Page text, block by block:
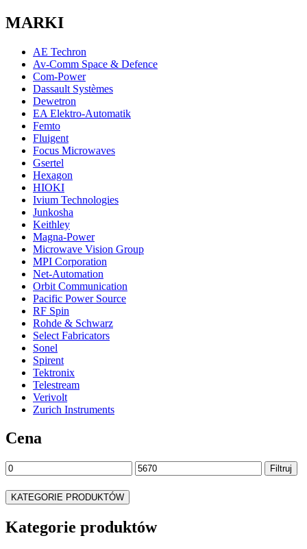
MARKI
AE Techron
Av-Comm Space & Defence
Com-Power
Dassault Systèmes
Dewetron
EA Elektro-Automatik
Femto
Fluigent
Focus Microwaves
Gsertel
Hexagon
HIOKI
Ivium Technologies
Junkosha
Keithley
Magna-Power
Microwave Vision Group
MPI Corporation
Net-Automation
Orbit Communication
Pacific Power Source
RF Spin
Rohde & Schwarz
Select Fabricators
Sonel
Spirent
Tektronix
Telestream
Verivolt
Zurich Instruments
Cena
Cena
min
Cena
max
Filtruj
KATEGORIE PRODUKTÓW
Kategorie produktów